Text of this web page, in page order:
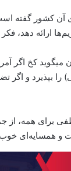
آن کشور گفته
ارائه دهد،
میگوید کخ اگر
و اگر
برای همه، از
و همسایه‌ای